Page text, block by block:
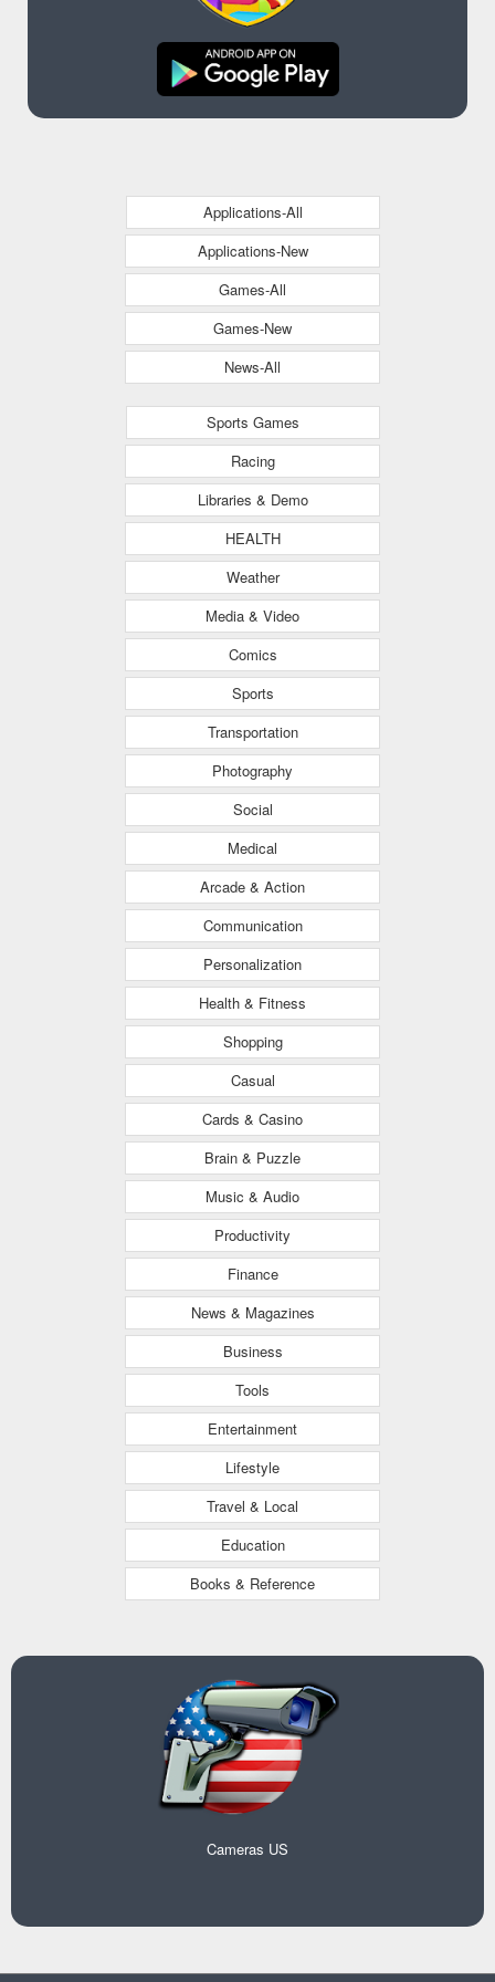
Applications-All
Applications-New
Games-All
Games-New
News-All
Sports Games
Racing
Libraries & Demo
HEALTH
Weather
Media & Video
Comics
Sports
Transportation
Photography
Social
Medical
Arcade & Action
Communication
Personalization
Health & Fitness
Shopping
Casual
Cards & Casino
Brain & Puzzle
Music & Audio
Productivity
Finance
News & Magazines
Business
Tools
Entertainment
Lifestyle
Travel & Local
Education
Books & Reference
Cameras US